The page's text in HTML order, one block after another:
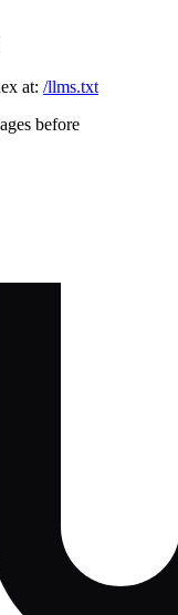
at: /llms.txt
before